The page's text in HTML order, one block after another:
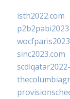
isth2022.com
sinc2023.com